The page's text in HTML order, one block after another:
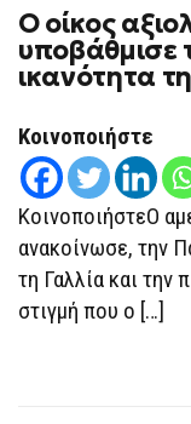
Ο οίκος
υποβάθμισε
ικανότητα
Κοινοποιήστε
ΚοινοποιήστεΟ
ανακοίνωσε, την
τη Γαλλία και την
στιγμή που ο […]